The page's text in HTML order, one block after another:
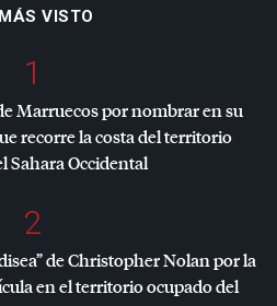
VISTO
1
Marruecos por nombrar en su
recorre la costa del territorio
Sahara Occidental
2
de Christopher Nolan por la
en el territorio ocupado del